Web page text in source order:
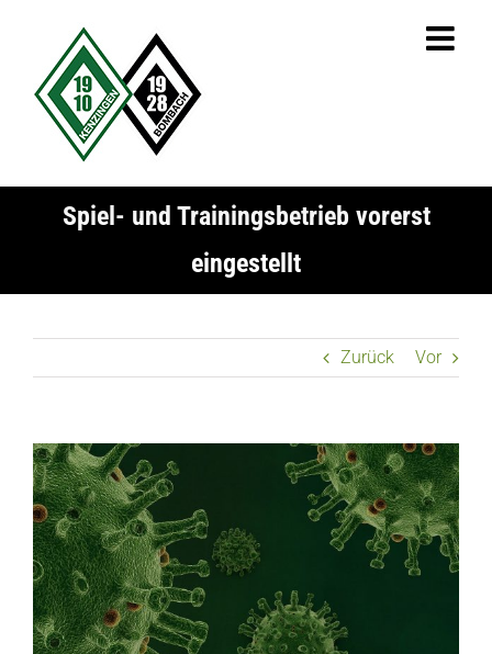
springen
Spiel- und Trainingsbetrieb vorerst
eingestellt
Zurück Vor
Zeige
grösseres
Bild